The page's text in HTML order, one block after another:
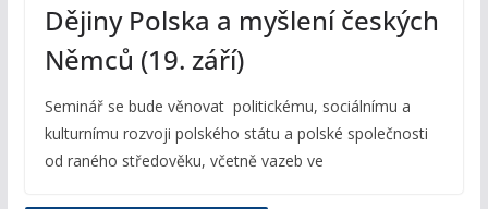
Dějiny Polska a myšlení českých
Němců (19. září)
Seminář se bude věnovat politickému, sociálnímu a
kulturnímu rozvoji polského státu a polské společnosti
od raného středověku, včetně vazeb ve